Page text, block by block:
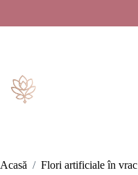
Acasă / Flori artificiale în vrac